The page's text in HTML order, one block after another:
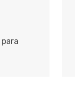
para